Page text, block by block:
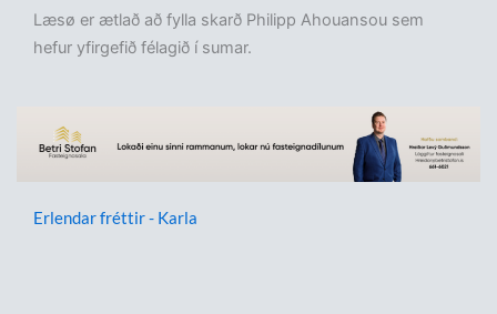
Læsø er ætlað að fylla skarð Philipp Ahouansou sem
hefur yfirgefið félagið í sumar.
Erlendar fréttir - Karla